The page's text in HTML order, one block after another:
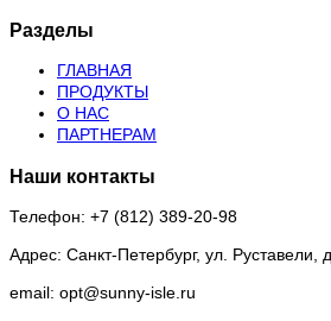
Разделы
ГЛАВНАЯ
ПРОДУКТЫ
О НАС
ПАРТНЕРАМ
Наши контакты
Телефон: +7 (812) 389-20-98
Адрес: Санкт-Петербург, ул. Руставели,
email: opt@sunny-isle.ru